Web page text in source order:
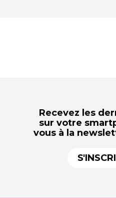
Recevez les
sur votre
vous à la